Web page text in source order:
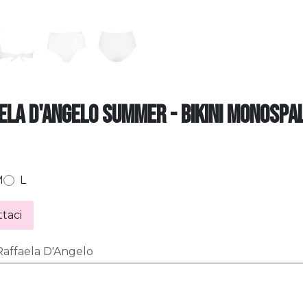
d'angelo summer - bikini
L
D'Angelo